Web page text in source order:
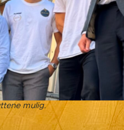
mulig.